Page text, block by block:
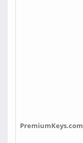
PremiumKeys.com